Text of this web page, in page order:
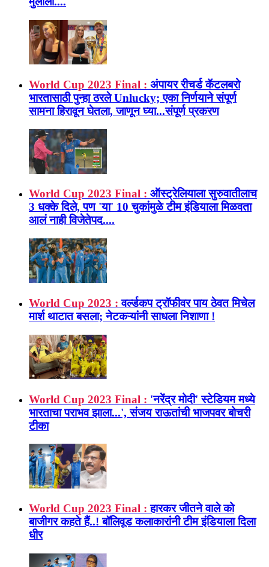
World Cup 2023 Final : अंपायर रीचर्ड कॅटलबरो
भारतासाठी पुन्हा ठरले Unlucky; एका निर्णयाने संपूर्ण
सामना हिरावून घेतला, जाणून घ्या...संपूर्ण प्रकरण
World Cup 2023 Final : ऑस्ट्रेलियाला सुरुवातीलाच
3 धक्के दिले, पण 'या' 10 चुकांमुळे टीम इंडियाला मिळवता
आलं नाही विजेतेपद....
World Cup 2023 : वर्ल्डकप ट्रॉफीवर पाय ठेवत मिचेल
मार्श थाटात बसला; नेटकऱ्यांनी साधला निशाणा !
World Cup 2023 Final : 'नरेंद्र मोदी' स्टेडियम मध्ये
भारताचा पराभव झाला...', संजय राऊतांची भाजपवर बोचरी
टीका
World Cup 2023 Final : हारकर जीतने वाले को
बाजीगर कहते हैं..! बॉलिवूड कलाकारांनी टीम इंडियाला दिला
धीर